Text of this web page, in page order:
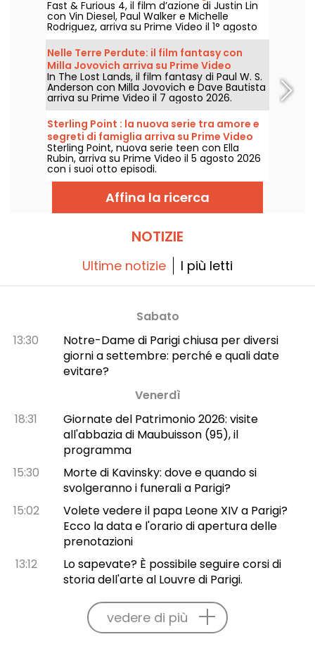
Fast & Furious 4, il film d’azione di Justin Lin
con Vin Diesel, Paul Walker e Michelle
Rodriguez, arriva su Prime Video il 1° agosto
2026 insieme a diversi capitoli della saga.
Nelle Terre Perdute: il film fantasy con
Milla Jovovich arriva su Prime Video
In The Lost Lands, il film fantasy di Paul W. S.
Anderson con Milla Jovovich e Dave Bautista
arriva su Prime Video il 7 agosto 2026.
Sterling Point : la nuova serie tra amore e
segreti di famiglia arriva su Prime Video
Sterling Point, nuova serie teen con Ella
Rubin, arriva su Prime Video il 5 agosto 2026
con i suoi otto episodi.
Affina la ricerca
NOTIZIE
Ultime notizie I più letti
Sabato
13:30
Notre-Dame di Parigi chiusa per diversi
giorni a settembre: perché e quali date
evitare?
Venerdì
18:31
Giornate del Patrimonio 2026: visite
all'abbazia di Maubuisson (95), il
programma
15:30
Morte di Kavinsky: dove e quando si
svolgeranno i funerali a Parigi?
15:02
Volete vedere il papa Leone XIV a Parigi?
Ecco la data e l'orario di apertura delle
prenotazioni
13:12
Lo sapevate? È possibile seguire corsi di
storia dell'arte al Louvre di Parigi.
vedere di più